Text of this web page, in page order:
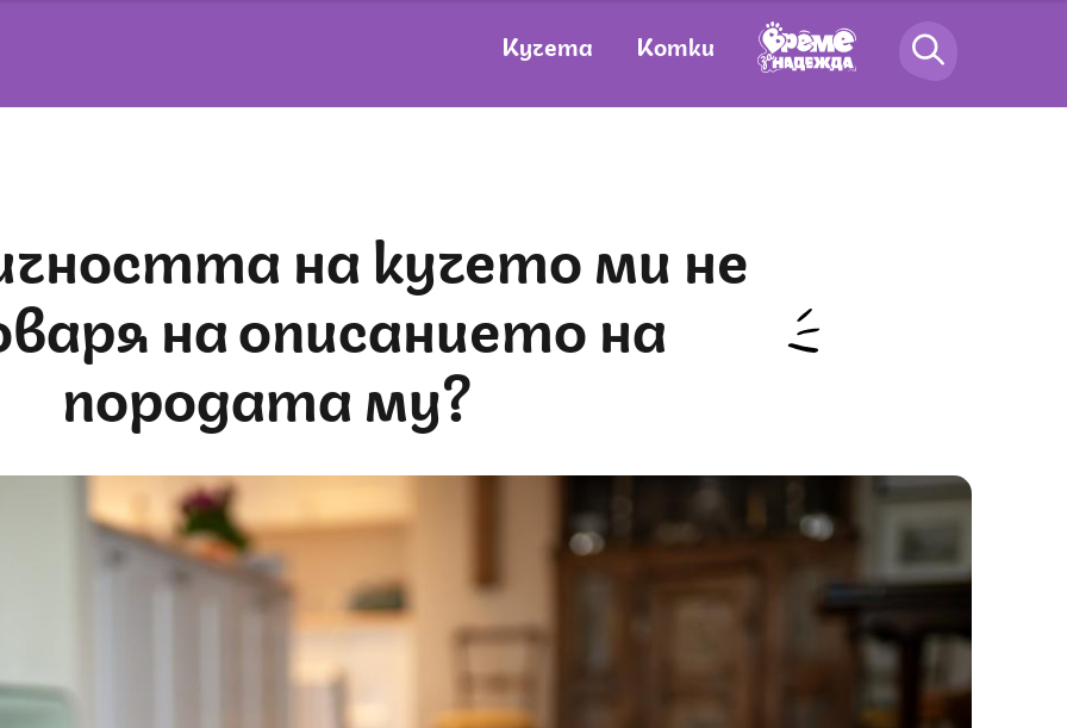
Кучета Котки
на описанието на
породата му?